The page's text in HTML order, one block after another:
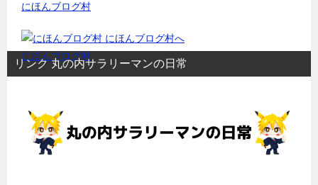
にほんブログ村
にほんブログ村
リンク 丸の内サラリーマンの日常